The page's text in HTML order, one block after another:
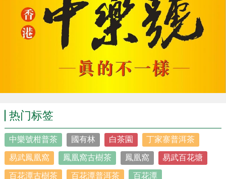
热门标签
中樂號柑普茶 國有林 白茶園 丁家寨普洱茶
易武鳳凰窩 鳳凰窩古樹茶 鳳凰窩 易武百花塘
百花潭古樹茶 百花潭普洱茶 百花潭